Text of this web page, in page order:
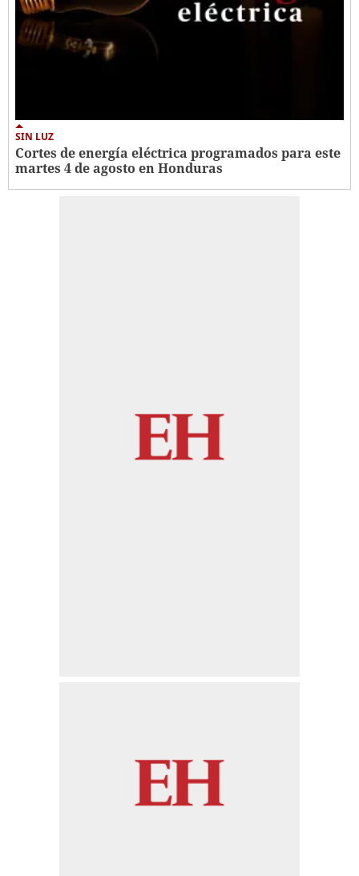
SIN LUZ
Cortes de energía eléctrica programados para este
martes 4 de agosto en Honduras